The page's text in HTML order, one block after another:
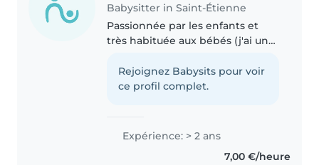
Babysitter in Saint-Étienne
Passionnée par les enfants et
très habituée aux bébés (j'ai un
an). Je suis disponible pour
garder vos enfants, jouer avec
Rejoignez Babysits pour voir
ce profil complet.
Expérience: > 2 ans
7,00 €/heure